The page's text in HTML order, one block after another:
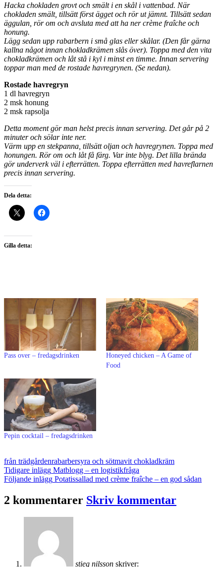
Hacka chokladen grovt och smält i en skål i vattenbad. När
chokladen smält, tillsätt först ägget och rör ut jämnt. Tillsätt sedan
äggulan, rör om och avsluta med att ha ner crème fraîche och
honung.
Lägg sedan upp rabarbern i små glas eller skålar. (Den får gärna
kallna något innan chokladkrämen slås över). Toppa med den vita
chokladkrämen och låt stå i kyl i minst en timme. Innan servering
toppar man med de rostade havregrynen. (Se nedan).
Rostade havregryn
1 dl havregryn
2 msk honung
2 msk rapsolja
Detta moment gör man helst precis innan servering. Det går på 2
minuter och sölar inte ner.
Värm upp en stekpanna, tillsätt oljan och havregrynen. Toppa med
honungen. Rör om och låt få färg. Var inte blyg. Det lilla brända
gör underverk väl i efterrätten. Toppa efterrätten med havreflarnen
precis innan servering.
Dela detta:
Gilla detta:
Pass over – fredagsdrinken
Honeyed chicken – A Game of
Food
Pepin cocktail – fredagsdrinken
från trädgårdenrabarbersyra och sötmavit chokladkräm
Inläggsnavigering
Tidigare inlägg Matblogg – en logistikfråga
Följande inlägg Potatissallad med crème fraîche – en god sådan
2 kommentarer Skriv kommentar
stieg nilsson skriver: